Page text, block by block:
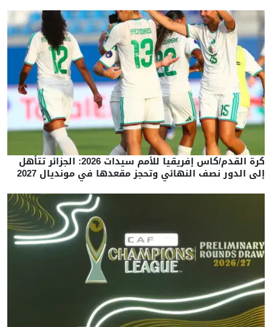
كرة القدم/كاس إفريقيا للأمم سيدات 2026: الجزائر تتأهل
إلى الدور نصف النهائي وتحجز مقعدها في مونديال 2027